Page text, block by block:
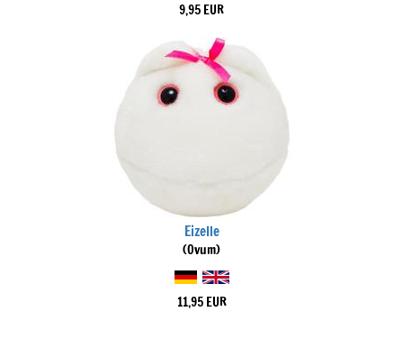
9,95 EUR
Eizelle
(Ovum)
11,95 EUR